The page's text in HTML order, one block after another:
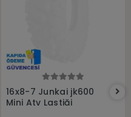
16x8-7 Junkai jk600
Mini Atv Lastiği